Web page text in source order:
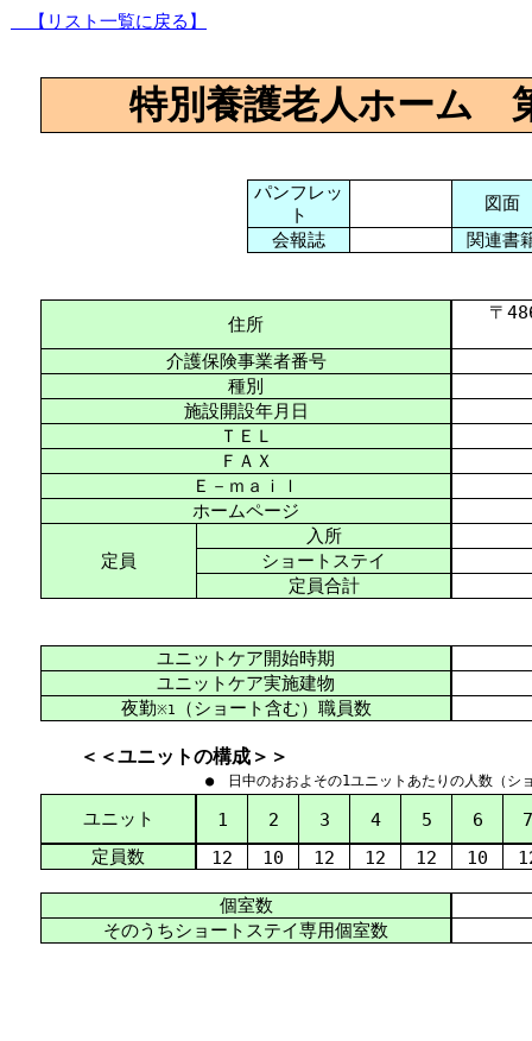
【リスト一覧に戻る】
特別養護老人ホーム
パンフレッ
ト
図面
会報誌
関連書
住所
〒
介護保険事業者番号
種別
施設開設年月日
ＴＥＬ
ＦＡＸ
Ｅ－ｍａｉｌ
ホームページ
定員
入所
ショートステイ
定員合計
ユニットケア開始時期
ユニットケア実施建物
夜勤※1 （ショート含む）職員数
＜＜ユニットの構成＞＞
● 日中のおおよその1ユニットあたりの人数（シ
ユニット 1 2 3 4 5 6
7
定員数
12 10 12 12 12 10
個室数
そのうちショートステイ専用個室数